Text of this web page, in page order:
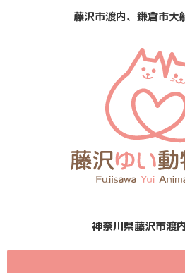
藤沢市渡内、鎌倉市大
神奈川県藤沢市渡